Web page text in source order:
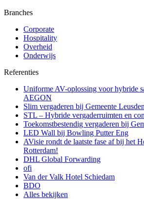
Branches
Corporate
Hospitality
Overheid
Onderwijs
Referenties
Uniforme AV-oplossing voor hybride
AEGON
Slim vergaderen bij Gemeente Leusden
STL – Hybride vergaderruimten en
Toekomstbestendig vergaderen bij
LED Wall bij Bowling Putter Eng
AVisie rondt de laatste fase af bij het
Rotterdam!
DHL Global Forwarding
ofi
Van der Valk Hotel Schiedam
BDO
Alles bekijken